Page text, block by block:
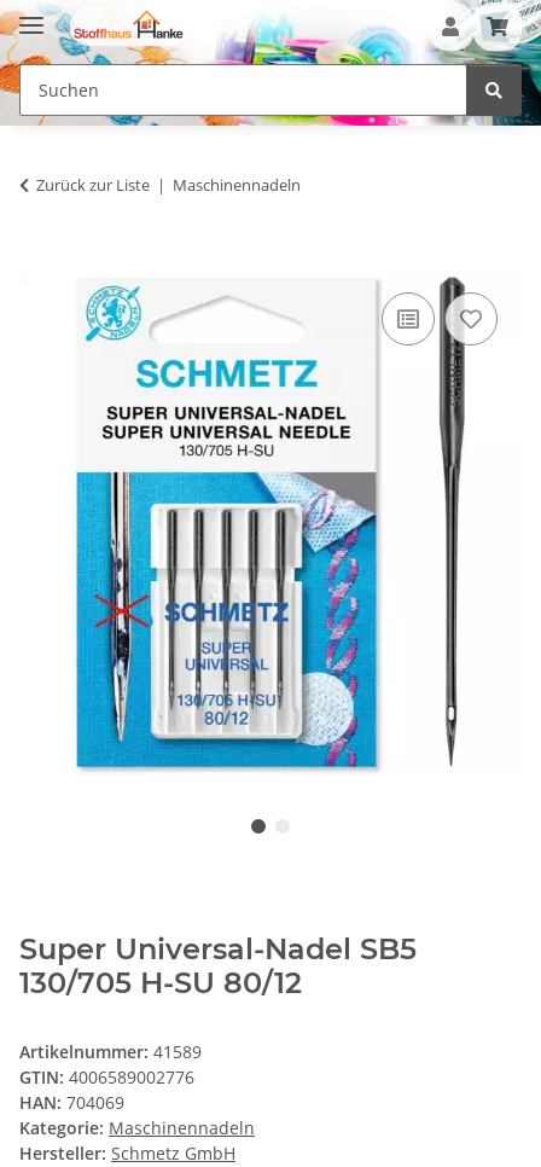
Zurück zur Liste Maschinennadeln
Super Universal-Nadel SB5
130/705 H-SU 80/12
Artikelnummer: 41589
GTIN: 4006589002776
HAN: 704069
Kategorie: Maschinennadeln
Hersteller: Schmetz GmbH